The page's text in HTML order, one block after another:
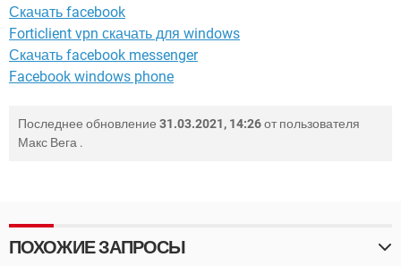
Скачать facebook
Forticlient vpn скачать для windows
Скачать facebook messenger
Facebook windows phone
Последнее обновление 31.03.2021, 14:26от пользователя
Макс Вега .
ПОХОЖИЕ ЗАПРОСЫ